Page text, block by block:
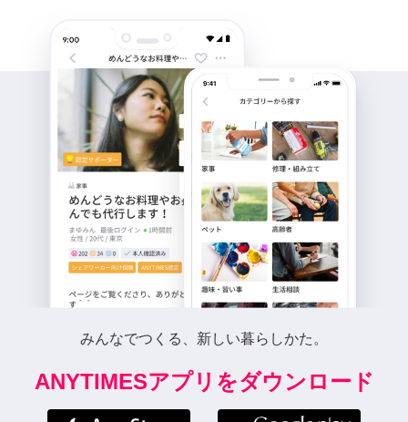
みんなでつくる、新しい暮らしかた。
ANYTIMESアプリをダウンロード